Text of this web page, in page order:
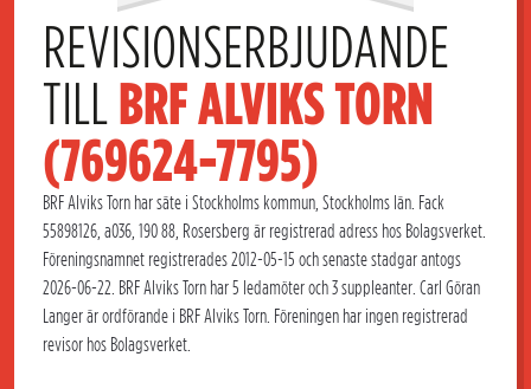
REVISIONSERBJUDANDE
TILL BRF ALVIKS TORN
(769624-7795)
BRF Alviks Torn har säte i Stockholms kommun, Stockholms län. Fack
55898126, a036, 190 88, Rosersberg är registrerad adress hos Bolagsverket.
Föreningsnamnet registrerades 2012-05-15 och senaste stadgar antogs
2026-06-22. BRF Alviks Torn har 5 ledamöter och 3 suppleanter. Carl Göran
Langer är ordförande i BRF Alviks Torn. Föreningen har ingen registrerad
revisor hos Bolagsverket.